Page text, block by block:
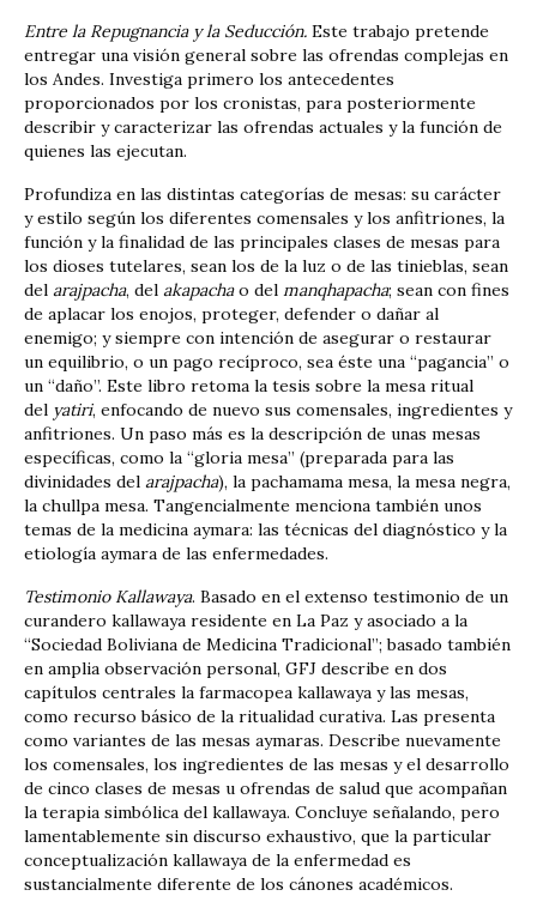
Entre la Repugnancia y la Seducción. Este trabajo pretende
entregar una visión general sobre las ofrendas complejas en
los Andes. Investiga primero los antecedentes
proporcionados por los cronistas, para posteriormente
describir y caracterizar las ofrendas actuales y la función de
quienes las ejecutan.
Profundiza en las distintas categorías de mesas: su carácter
y estilo según los diferentes comensales y los anfitriones, la
función y la finalidad de las principales clases de mesas para
los dioses tutelares, sean los de la luz o de las tinieblas, sean
del arajpacha, del akapachao del manqhapacha; sean con fines
de aplacar los enojos, proteger, defender o dañar al
enemigo; y siempre con intención de asegurar o restaurar
un equilibrio, o un pago recíproco, sea éste una “pagancia” o
un “daño”. Este libro retoma la tesis sobre la mesa ritual
del yatiri, enfocando de nuevo sus comensales, ingredientes y
anfitriones. Un paso más es la descripción de unas mesas
específicas, como la “gloria mesa” (preparada para las
divinidades del arajpacha), la pachamama mesa, la mesa negra,
la chullpa mesa. Tangencialmente menciona también unos
temas de la medicina aymara: las técnicas del diagnóstico y la
etiología aymara de las enfermedades.
Testimonio Kallawaya. Basado en el extenso testimonio de un
curandero kallawaya residente en La Paz y asociado a la
“Sociedad Boliviana de Medicina Tradicional”; basado también
en amplia observación personal, GFJ describe en dos
capítulos centrales la farmacopea kallawaya y las mesas,
como recurso básico de la ritualidad curativa. Las presenta
como variantes de las mesas aymaras. Describe nuevamente
los comensales, los ingredientes de las mesas y el desarrollo
de cinco clases de mesas u ofrendas de salud que acompañan
la terapia simbólica del kallawaya. Concluye señalando, pero
lamentablemente sin discurso exhaustivo, que la particular
conceptualización kallawaya de la enfermedad es
sustancialmente diferente de los cánones académicos.